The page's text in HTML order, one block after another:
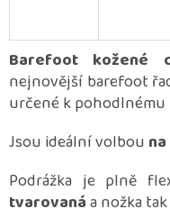
Barefoot kožené
nejnovější barefoot
určené k
Jsou ideální volbou
Podrážka je plně
tvarovanáa nožka